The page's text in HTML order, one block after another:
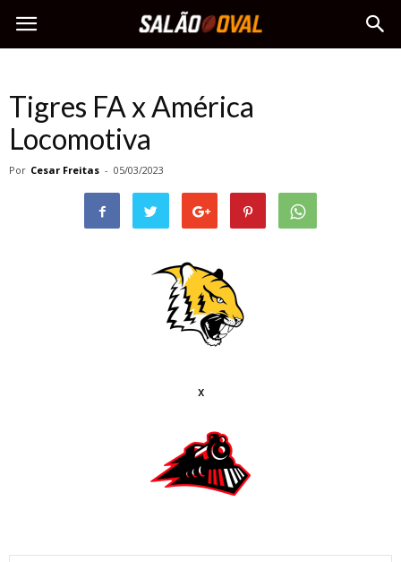
Tigres FA x América
Locomotiva
Por Cesar Freitas - 05/03/2023
x